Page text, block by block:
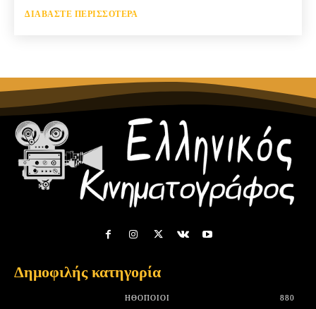
ΔΙΑΒΆΣΤΕ ΠΕΡΙΣΣΌΤΕΡΑ
Δημοφιλής κατηγορία
HΘΟΠΟΙΟΊ
880